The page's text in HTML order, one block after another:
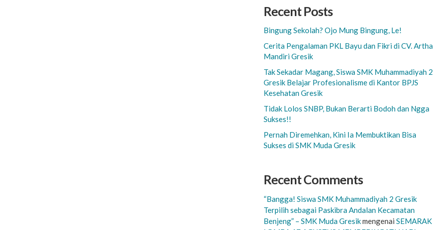
Recent Posts
Bingung Sekolah? Ojo Mung Bingung, Le!
Cerita Pengalaman PKL Bayu dan Fikri di CV. Artha
Mandiri Gresik
Tak Sekadar Magang, Siswa SMK Muhammadiyah 2
Gresik Belajar Profesionalisme di Kantor BPJS
Kesehatan Gresik
Tidak Lolos SNBP, Bukan Berarti Bodoh dan Ngga
Sukses!!
Pernah Diremehkan, Kini Ia Membuktikan Bisa
Sukses di SMK Muda Gresik
Recent Comments
“Bangga! Siswa SMK Muhammadiyah 2 Gresik
Terpilih sebagai Paskibra Andalan Kecamatan
Benjeng” – SMK Muda Gresikmengenai SEMARAK